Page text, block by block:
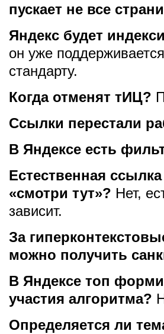
пускает не все
Яндекс будет
он уже
стандарту.
Когда отменят тИЦ?
Ссылки перестали
В Яндексе есть
Естественная
«смотри тут»? Нет,
зависит.
За
можно получить
В Яндексе топ
участия алгоритма?
Определяется ли